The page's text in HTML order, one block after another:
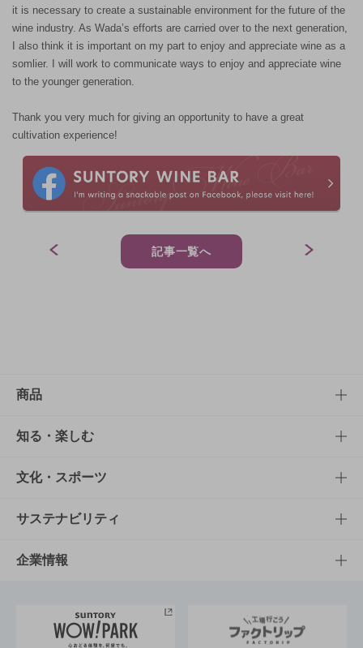
it is necessary to create a sustainable environment for the future of the
wine industry. As Wada’s efforts are carried over to the next generation,
I also think it is important on my part to enjoy and appreciate wine as a
somlier. I will work to communicate ways to enjoy and appreciate wine
to the younger generation.
Thank you very much for giving an opportunity to have a great
cultivation experience!
記事一覧へ
商品
商品TOP
商品一覧
商品発売情報
栄養成分一覧
知る・楽しむ
知る・楽しむTOP
キャンペーン
工場見学
地域情報
文化・スポーツ
文化・スポーツTOP
サントリーホール
サントリーサンバーズ大阪
サステナビリティ
サステナビリティTOP
サントリーが考えるサステナビリティ経営
企業情報
企業概要